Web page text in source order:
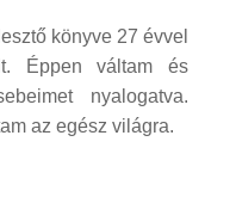
könyve 27 évvel
Éppen váltam és
nyalogatva.
az egész világra.